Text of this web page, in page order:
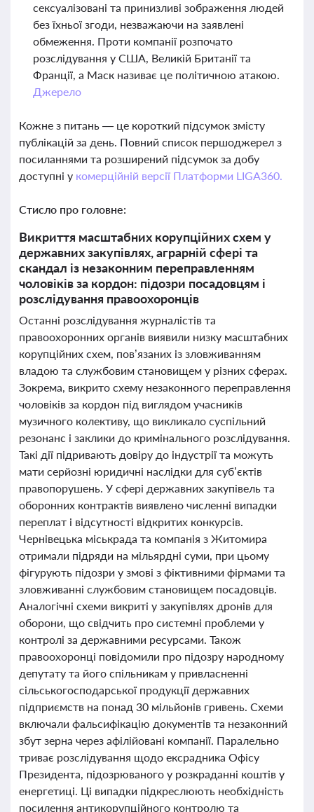
сексуалізовані та принизливі зображення людей
без їхньої згоди, незважаючи на заявлені
обмеження. Проти компанії розпочато
розслідування у США, Великій Британії та
Франції, а Маск називає це політичною атакою.
Джерело
Кожне з питань — це короткий підсумок змісту
публікацій за день. Повний список першоджерел з
посиланнями та розширений підсумок за добу
доступні у комерційній версії Платформи LIGA360.
Стисло про головне:
Викриття масштабних корупційних схем у
державних закупівлях, аграрній сфері та
скандал із незаконним переправленням
чоловіків за кордон: підозри посадовцям і
розслідування правоохоронців
Останні розслідування журналістів та
правоохоронних органів виявили низку масштабних
корупційних схем, пов’язаних із зловживанням
владою та службовим становищем у різних сферах.
Зокрема, викрито схему незаконного переправлення
чоловіків за кордон під виглядом учасників
музичного колективу, що викликало суспільний
резонанс і заклики до кримінального розслідування.
Такі дії підривають довіру до індустрії та можуть
мати серйозні юридичні наслідки для суб’єктів
правопорушень. У сфері державних закупівель та
оборонних контрактів виявлено численні випадки
переплат і відсутності відкритих конкурсів.
Чернівецька міськрада та компанія з Житомира
отримали підряди на мільярдні суми, при цьому
фігурують підозри у змові з фіктивними фірмами та
зловживанні службовим становищем посадовців.
Аналогічні схеми викриті у закупівлях дронів для
оборони, що свідчить про системні проблеми у
контролі за державними ресурсами. Також
правоохоронці повідомили про підозру народному
депутату та його спільникам у привласненні
сільськогосподарської продукції державних
підприємств на понад 30 мільйонів гривень. Схеми
включали фальсифікацію документів та незаконний
збут зерна через афілійовані компанії. Паралельно
триває розслідування щодо ексрадника Офісу
Президента, підозрюваного у розкраданні коштів у
енергетиці. Ці випадки підкреслюють необхідність
посилення антикорупційного контролю та